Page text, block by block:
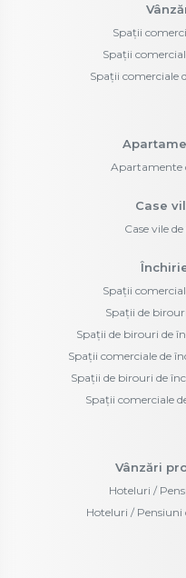
Spații
Spații
Spații comerciale
Apartamente
Case
Case vile
Spații
Spații de
Spații de birouri de
Spații comerciale de
Spații de birouri de
Spații comerciale
Vânzări
Hoteluri /
Hoteluri / Pensiuni